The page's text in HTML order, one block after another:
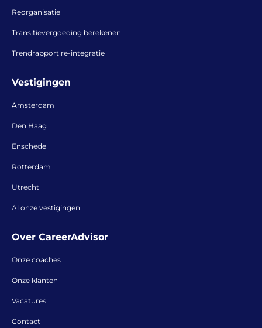
Reorganisatie
Transitievergoeding berekenen
Trendrapport re-integratie
Vestigingen
Amsterdam
Den Haag
Enschede
Rotterdam
Utrecht
Al onze vestigingen
Over CareerAdvisor
Onze coaches
Onze klanten
Vacatures
Contact